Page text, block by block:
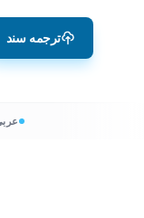
ترجمه سند